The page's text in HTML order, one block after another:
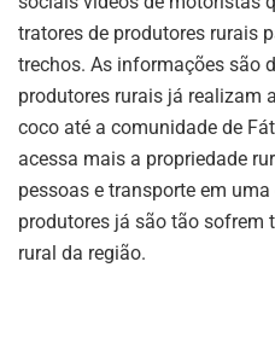
tratores de produtores rurais
trechos. As informações são
produtores rurais já realizam
coco até a comunidade de
acessa mais a propriedade
pessoas e transporte em
produtores já são tão sofrem
rural da região.